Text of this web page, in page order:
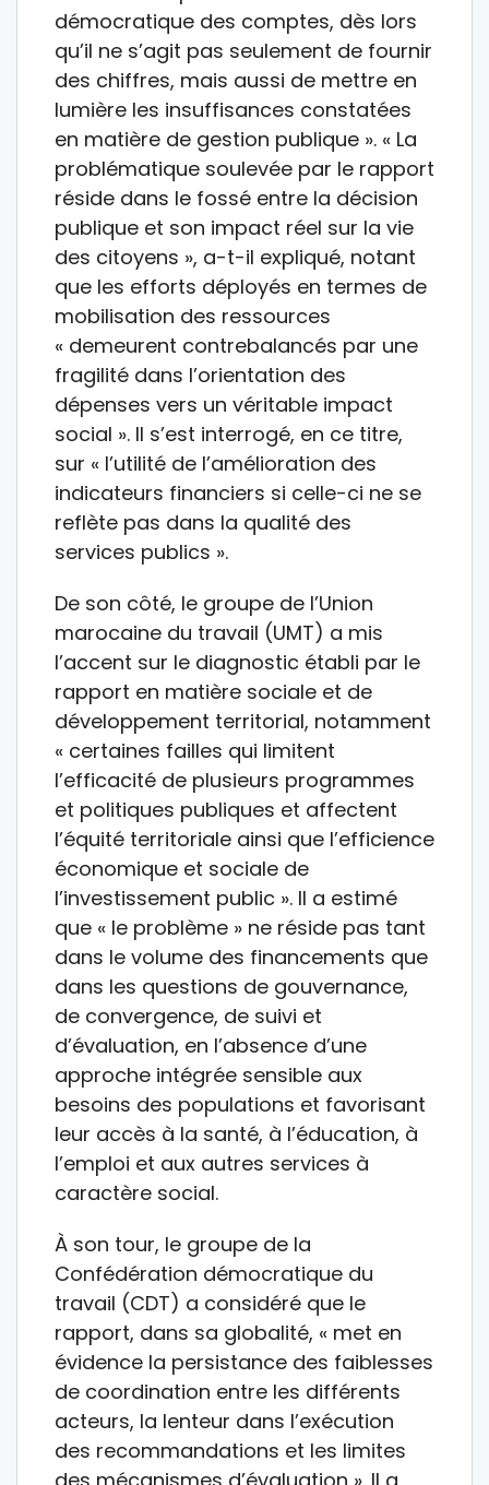
démocratique des comptes, dès lors
qu’il ne s’agit pas seulement de fournir
des chiffres, mais aussi de mettre en
lumière les insuffisances constatées
en matière de gestion publique ». « La
problématique soulevée par le rapport
réside dans le fossé entre la décision
publique et son impact réel sur la vie
des citoyens », a-t-il expliqué, notant
que les efforts déployés en termes de
mobilisation des ressources
« demeurent contrebalancés par une
fragilité dans l’orientation des
dépenses vers un véritable impact
social ». Il s’est interrogé, en ce titre,
sur « l’utilité de l’amélioration des
indicateurs financiers si celle-ci ne se
reflète pas dans la qualité des
services publics ».
De son côté, le groupe de l’Union
marocaine du travail (UMT) a mis
l’accent sur le diagnostic établi par le
rapport en matière sociale et de
développement territorial, notamment
« certaines failles qui limitent
l’efficacité de plusieurs programmes
et politiques publiques et affectent
l’équité territoriale ainsi que l’efficience
économique et sociale de
l’investissement public ». Il a estimé
que « le problème » ne réside pas tant
dans le volume des financements que
dans les questions de gouvernance,
de convergence, de suivi et
d’évaluation, en l’absence d’une
approche intégrée sensible aux
besoins des populations et favorisant
leur accès à la santé, à l’éducation, à
l’emploi et aux autres services à
caractère social.
À son tour, le groupe de la
Confédération démocratique du
travail (CDT) a considéré que le
rapport, dans sa globalité, « met en
évidence la persistance des faiblesses
de coordination entre les différents
acteurs, la lenteur dans l’exécution
des recommandations et les limites